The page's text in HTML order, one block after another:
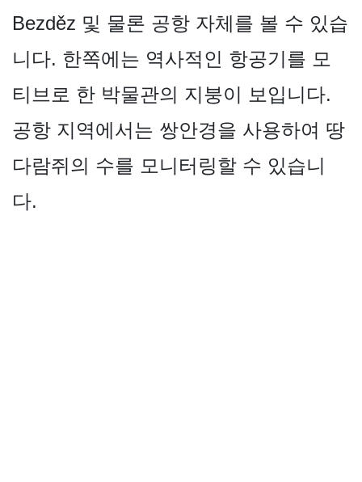
Bezděz 및 물론 공항 자체를 볼 수 있습
니다. 한쪽에는 역사적인 항공기를 모
티브로 한 박물관의 지붕이 보입니다.
공항 지역에서는 쌍안경을 사용하여 땅
다람쥐의 수를 모니터링할 수 있습니
다.